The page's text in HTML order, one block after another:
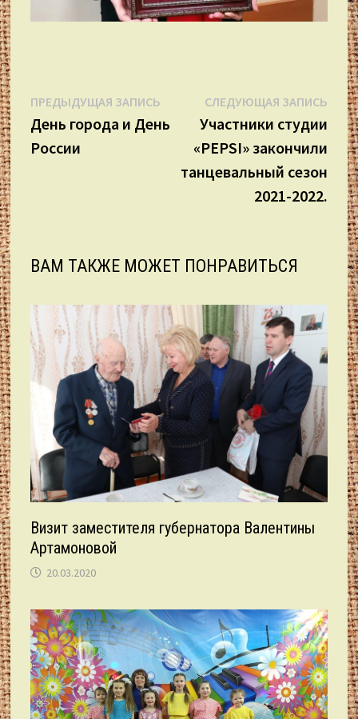
Навигация
по
ПРЕДЫДУЩАЯ ЗАПИСЬ Предыдущая
запись:
День города и День
России
СЛЕДУЮЩАЯ ЗАПИСЬ
Участники студии
«PEPSI» закончили
танцевальный сезон
2021-2022.
ВАМ ТАКЖЕ МОЖЕТ ПОНРАВИТЬСЯ
Визит заместителя губернатора Валентины
Артамоновой
20.03.2020